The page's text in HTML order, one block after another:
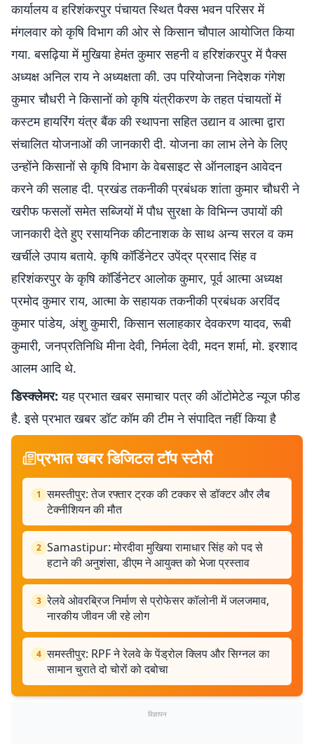
कार्यालय व हरिशंकरपुर पंचायत स्थित पैक्स भवन परिसर में
मंगलवार को कृषि विभाग की ओर से किसान चौपाल आयोजित किया
गया. बसढ़िया में मुखिया हेमंत कुमार सहनी व हरिशंकरपुर में पैक्स
अध्यक्ष अनिल राय ने अध्यक्षता की. उप परियोजना निदेशक गंगेश
कुमार चौधरी ने किसानों को कृषि यंत्रीकरण के तहत पंचायतों में
कस्टम हायरिंग यंत्र बैंक की स्थापना सहित उद्यान व आत्मा द्वारा
संचालित योजनाओं की जानकारी दी. योजना का लाभ लेने के लिए
उन्होंने किसानों से कृषि विभाग के वेबसाइट से ऑनलाइन आवेदन
करने की सलाह दी. प्रखंड तकनीकी प्रबंधक शांता कुमार चौधरी ने
खरीफ फसलों समेत सब्जियों में पौध सुरक्षा के विभिन्न उपायों की
जानकारी देते हुए रसायनिक कीटनाशक के साथ अन्य सरल व कम
खर्चीले उपाय बताये. कृषि कॉर्डिनेटर उपेंद्र प्रसाद सिंह व
हरिशंकरपुर के कृषि कॉर्डिनेटर आलोक कुमार, पूर्व आत्मा अध्यक्ष
प्रमोद कुमार राय, आत्मा के सहायक तकनीकी प्रबंधक अरविंद
कुमार पांडेय, अंशु कुमारी, किसान सलाहकार देवकरण यादव, रूबी
कुमारी, जनप्रतिनिधि मीना देवी, निर्मला देवी, मदन शर्मा, मो. इरशाद
आलम आदि थे.
डिस्क्लेमर: यह प्रभात खबर समाचार पत्र की ऑटोमेटेड न्यूज फीड
है. इसे प्रभात खबर डॉट कॉम की टीम ने संपादित नहीं किया है
प्रभात खबर डिजिटल टॉप स्टोरी
1 समस्तीपुर: तेज रफ्तार ट्रक की टक्कर से डॉक्टर और लैब
टेक्नीशियन की मौत
2 Samastipur: मोरदीवा मुखिया रामाधार सिंह को पद से
हटाने की अनुशंसा, डीएम ने आयुक्त को भेजा प्रस्ताव
3 रेलवे ओवरब्रिज निर्माण से प्रोफेसर कॉलोनी में जलजमाव,
नारकीय जीवन जी रहे लोग
4 समस्तीपुर: RPF ने रेलवे के पेंड्रोल क्लिप और सिग्नल का
सामान चुराते दो चोरों को दबोचा
विज्ञापन